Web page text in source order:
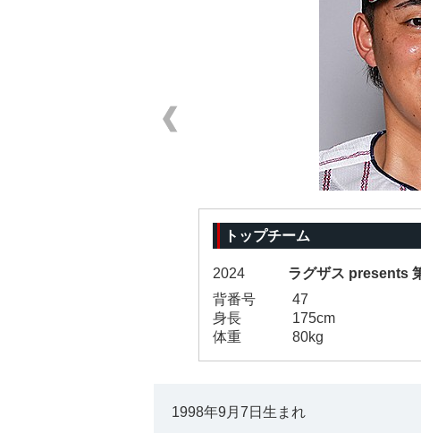
トップチーム
2024
ラグザス presents
背番号
47
身長
175cm
体重
80kg
1998年9月7日生まれ